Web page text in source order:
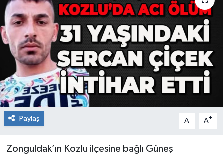
Paylaş A- A+
Zonguldak’ın Kozlu ilçesine bağlı Güneş
RESMİ İLAN
Künye